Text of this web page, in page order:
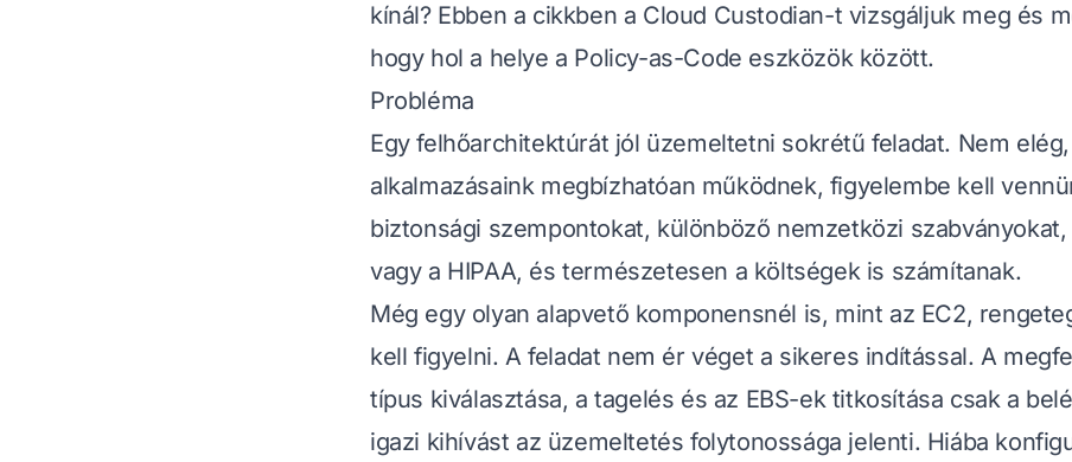
kínál? Ebben a cikkben a Cloud Custodian-t vizsgáljuk meg és
hogy hol a helye a Policy-as-Code eszközök között.
Probléma
Egy felhőarchitektúrát jól üzemeltetni sokrétű feladat. Nem
alkalmazásaink megbízhatóan működnek, figyelembe kell
biztonsági szempontokat, különböző nemzetközi szabványokat,
vagy a HIPAA, és természetesen a költségek is számítanak.
Még egy olyan alapvető komponensnél is, mint az EC2,
kell figyelni. A feladat nem ér véget a sikeres indítással. A
típus kiválasztása, a tagelés és az EBS-ek titkosítása csak a
igazi kihívást az üzemeltetés folytonossága jelenti. Hiába